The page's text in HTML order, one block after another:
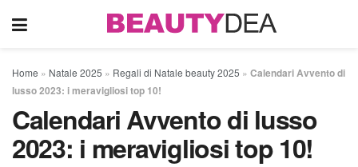
Home » Natale 2025 » Regali di Natale beauty 2025 » Calendari Avvento di
lusso 2023: i meravigliosi top 10!
Calendari Avvento di lusso
2023: i meravigliosi top 10!